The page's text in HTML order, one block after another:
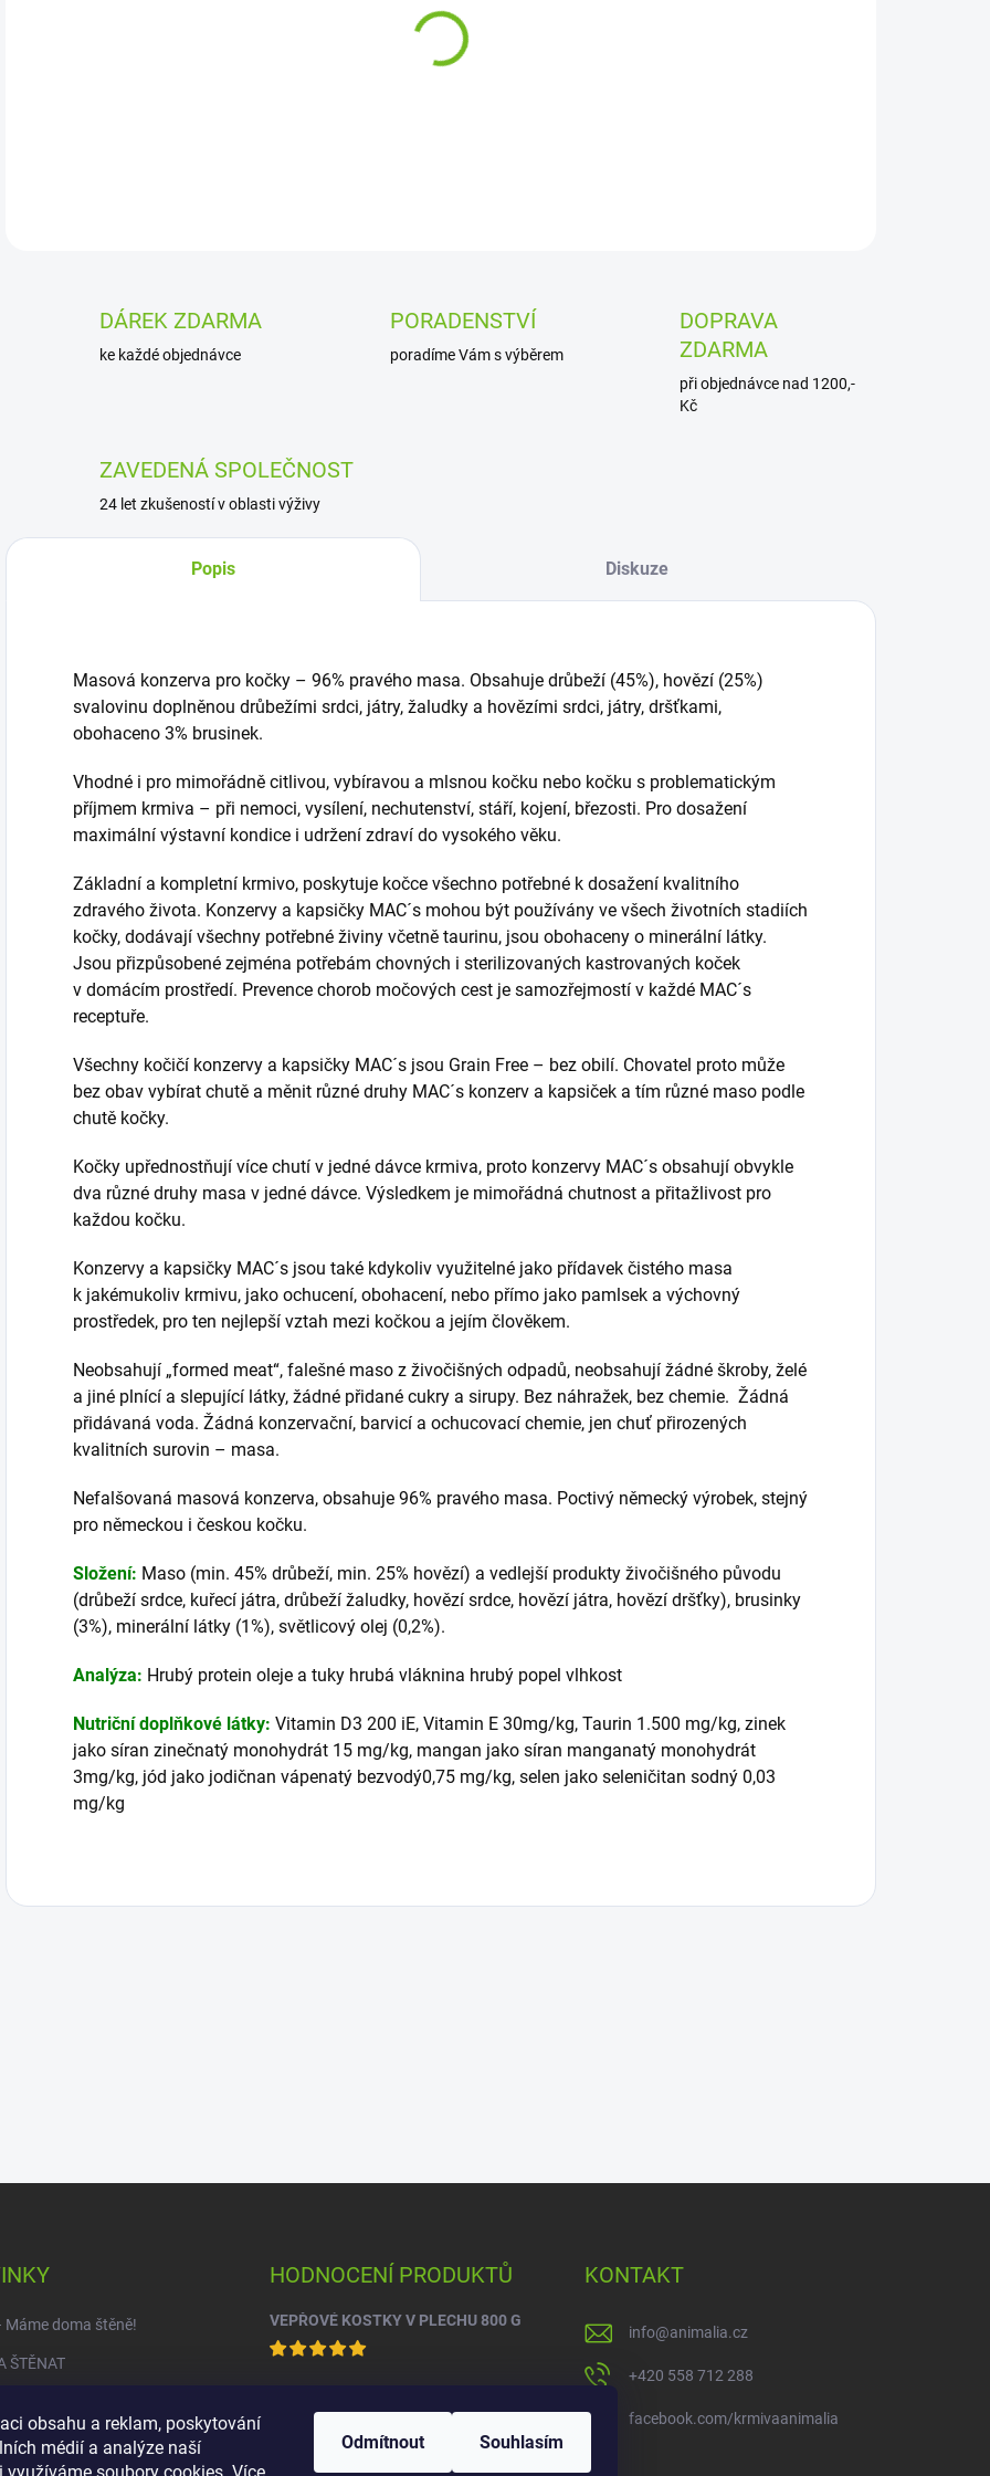
obsahu a reklam, poskytování
médií a analýze naší
Odmítnout Souhlasím
DÁREK ZDARMA
ke každé objednávce
PORADENSTVÍ
poradíme Vám s výběrem
DOPRAVA
ZDARMA
při objednávce nad 1200,-
Kč
ZAVEDENÁ SPOLEČNOST
24 let zkušeností v oblasti výživy
Popis Diskuze
Masová konzerva pro kočky – 96% pravého masa. Obsahuje drůbeží (45%), hovězí (25%)
svalovinu doplněnou drůbežími srdci, játry, žaludky a hovězími srdci, játry, dršťkami,
obohaceno 3% brusinek.
Vhodné i pro mimořádně citlivou, vybíravou a mlsnou kočku nebo kočku s problematickým
příjmem krmiva – při nemoci, vysílení, nechutenství, stáří, kojení, březosti. Pro dosažení
maximální výstavní kondice i udržení zdraví do vysokého věku.
Základní a kompletní krmivo, poskytuje kočce všechno potřebné k dosažení kvalitního
zdravého života. Konzervy a kapsičky MAC´s mohou být používány ve všech životních stadiích
kočky, dodávají všechny potřebné živiny včetně taurinu, jsou obohaceny o minerální látky.
Jsou přizpůsobené zejména potřebám chovných i sterilizovaných kastrovaných koček
v domácím prostředí. Prevence chorob močových cest je samozřejmostí v každé MAC´s
receptuře.
Všechny kočičí konzervy a kapsičky MAC´s jsou Grain Free – bez obilí. Chovatel proto může
bez obav vybírat chutě a měnit různé druhy MAC´s konzerv a kapsiček a tím různé maso podle
chutě kočky.
Kočky upřednostňují více chutí v jedné dávce krmiva, proto konzervy MAC´s obsahují obvykle
dva různé druhy masa v jedné dávce. Výsledkem je mimořádná chutnost a přitažlivost pro
každou kočku.
Konzervy a kapsičky MAC´s jsou také kdykoliv využitelné jako přídavek čistého masa
k jakémukoliv krmivu, jako ochucení, obohacení, nebo přímo jako pamlsek a výchovný
prostředek, pro ten nejlepší vztah mezi kočkou a jejím člověkem.
Neobsahují „formed meat“, falešné maso z živočišných odpadů, neobsahují žádné škroby, želé
a jiné plnící a slepující látky, žádné přidané cukry a sirupy. Bez náhražek, bez chemie. Žádná
přidávaná voda. Žádná konzervační, barvicí a ochucovací chemie, jen chuť přirozených
kvalitních surovin – masa.
Nefalšovaná masová konzerva, obsahuje 96% pravého masa. Poctivý německý výrobek, stejný
pro německou i českou kočku.
Složení: Maso (min. 45% drůbeží, min. 25% hovězí) a vedlejší produkty živočišného původu
(drůbeží srdce, kuřecí játra, drůbeží žaludky, hovězí srdce, hovězí játra, hovězí dršťky), brusinky
(3%), minerální látky (1%), světlicový olej (0,2%).
Analýza: Hrubý protein oleje a tuky hrubá vláknina hrubý popel vlhkost
Nutriční doplňkové látky: Vitamin D3 200 iE, Vitamin E 30mg/kg, Taurin 1.500 mg/kg, zinek
jako síran zinečnatý monohydrát 15 mg/kg, mangan jako síran manganatý monohydrát
3mg/kg, jód jako jodičnan vápenatý bezvodý0,75 mg/kg, selen jako seleničitan sodný 0,03
mg/kg
Máme doma štěně!
ŠTĚNAT
HODNOCENÍ PRODUKTŮ
VEPŘOVÉ KOSTKY V PLECHU 800 G
KONTAKT
info@animalia.cz
+420 558 712 288
facebook.com/krmivaanimalia